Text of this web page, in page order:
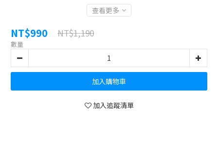
查看更多
NT$990 NT$1,190
數量
加入購物車
加入追蹤清單